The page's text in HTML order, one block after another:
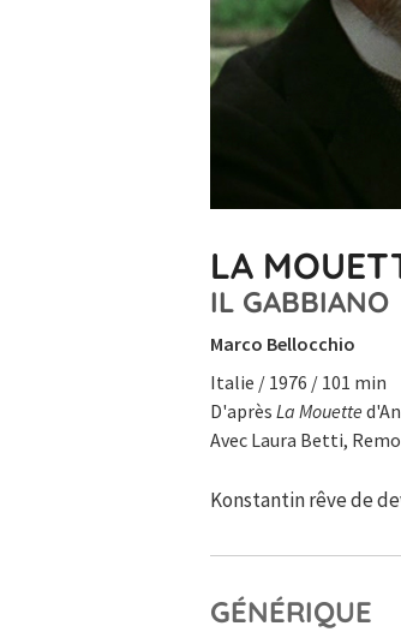
LA
IL GABBIANO
Marco Bellocchio
Italie / 1976 / 101 min
D'après La Mouette
Avec Laura Betti,
Konstantin rêve de
GÉNÉRIQUE